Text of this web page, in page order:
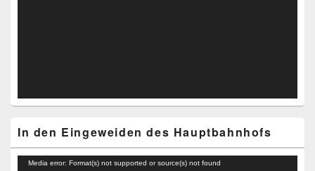
In den Eingeweiden des Hauptbahnhofs
Video-
Media error: Format(s) not supported or source(s) not found